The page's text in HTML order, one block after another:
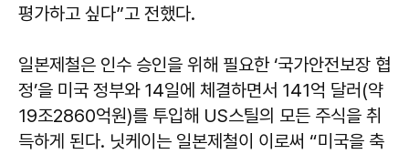
평가하고 싶다”고 전했다.
일본제철은 인수 승인을 위해 필요한 ‘국가안전보장 협
정’을 미국 정부와 14일에 체결하면서 141억 달러(약
19조2860억원)를 투입해 US스틸의 모든 주식을 취
득하게 된다. 닛케이는 일본제철이 이로써 “미국을 축